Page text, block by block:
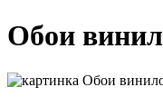
Обои